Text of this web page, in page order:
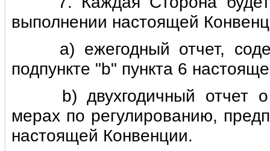
выполнении настоящей
а) ежегодный отчет,
подпункте "b" пункта 6
b) двухгодичный отчет о
мерах по регулированию,
настоящей Конвенции.